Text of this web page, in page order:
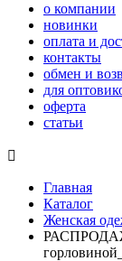
о компании
новинки
оплата и
контакты
обмен и
для
оферта
статьи

Главная
Каталог
Женская